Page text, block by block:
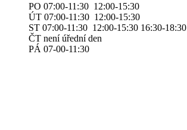
PO 07:00-11:30 12:00-15:30
ÚT 07:00-11:30 12:00-15:30
ST 07:00-11:30 12:00-15:30 16:30-18:30
ČT není úřední den
PÁ 07-00-11:30